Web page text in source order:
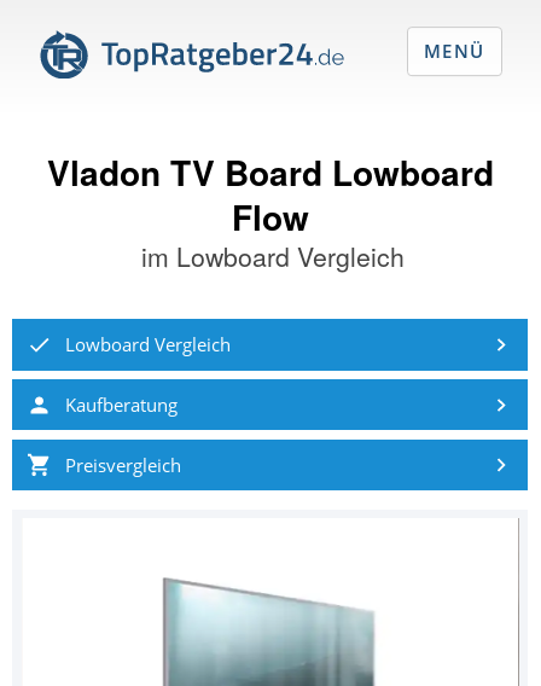
Vladon TV Board Lowboard
Flow
im Lowboard Vergleich
Lowboard Vergleich
Kaufberatung
Preisvergleich
MENÜ